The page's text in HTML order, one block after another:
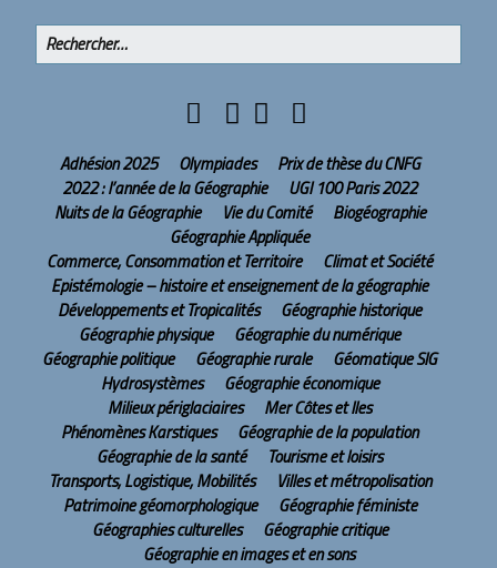
Adhésion 2025 Olympiades
Prix de thèse du CNFG
2022 : l’année de la Géographie
UGI 100 Paris 2022
Nuits de la Géographie
Vie du Comité
Biogéographie
Géographie Appliquée
Commerce, Consommation et Territoire
Climat et Société
Epistémologie – histoire et enseignement de la géographie
Développements et Tropicalités
Géographie historique
Géographie physique
Géographie du numérique
Géographie politique
Géographie rurale
Géomatique SIG
Hydrosystèmes
Géographie économique
Milieux périglaciaires
Mer Côtes et Iles
Phénomènes Karstiques
Géographie de la population
Géographie de la santé
Tourisme et loisirs
Transports, Logistique, Mobilités
Villes et métropolisation
Patrimoine géomorphologique
Géographie féministe
Géographies culturelles
Géographie critique
Géographie en images et en sons